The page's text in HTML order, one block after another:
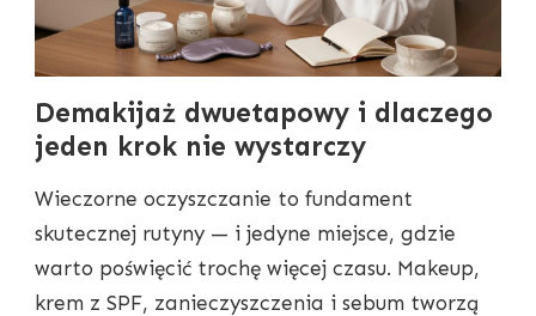
Demakijaż dwuetapowy i dlaczego
jeden krok nie wystarczy
Wieczorne oczyszczanie to fundament
skutecznej rutyny — i jedyne miejsce, gdzie
warto poświęcić trochę więcej czasu. Makeup,
krem z SPF, zanieczyszczenia i sebum tworzą